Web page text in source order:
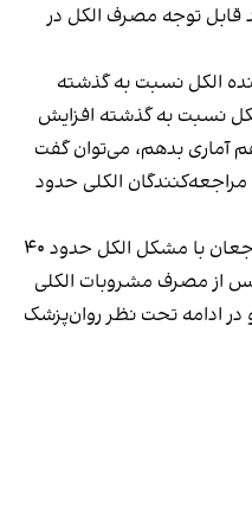
قابل توجه مصرف الکل در
الکل نسبت به گذشته
نسبت به گذشته افزایش
بدهم، می‌توان گفت
الکلی حدود
این مددکار با بیان این‌که اغلب مراجعان با مشکل الکل حدود ۴۰
از مصرف مشروبات الکلی
در ادامه تحت نظر روان‌پزشک